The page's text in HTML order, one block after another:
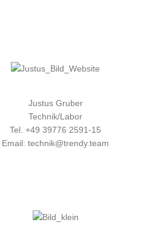
Justus Gruber
Technik/Labor
Tel. +49 39776 2591-15
Email: technik@trendy.team